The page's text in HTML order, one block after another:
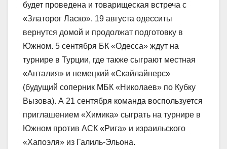
будет проведена и товарищеская встреча с
«Златорог Ласко». 19 августа одесситы
вернутся домой и продолжат подготовку в
Южном. 5 сентября БК «Одесса» ждут на
турнире в Турции, где также сыграют местная
«Анталия» и немецкий «Скайлайнерс»
(будущий соперник МБК «Николаев» по Кубку
Вызова). А 21 сентября команда воспользуется
приглашением «Химика» сыграть на турнире в
Южном против АСК «Рига» и израильского
«Хапоэля» из Галиль-Эльона.